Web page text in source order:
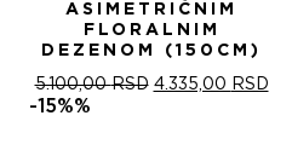
ASIMETRIČNIM
FLORALNIM
DEZENOM (150CM)
5.100,00RSD ОРИГИНАЛНА
4.335,00 RSD
-15%%